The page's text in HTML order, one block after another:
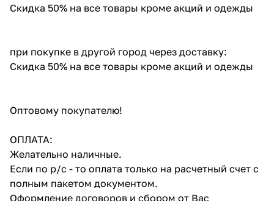
Скидка 50% на все товары кроме акций и одежды
при покупке в другой город через доставку:
Скидка 50% на все товары кроме акций и одежды
Оптовому покупателю!
ОПЛАТА:
Желательно наличные.
Если по р/с - то оплата только на расчетный счет с
полным пакетом документом.
Оформление договоров и сбором от Вас